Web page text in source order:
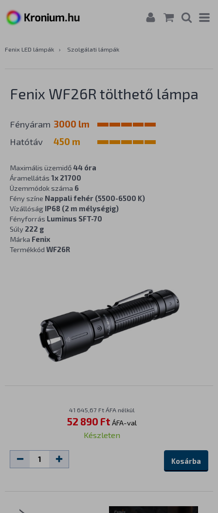
Fenix LED lámpák › Szolgálati lámpák
Fenix WF26R tölthető lámpa
Fényáram 3000 lm
Hatótáv
450 m
Maximális üzemidő44 óra
Áramellátás 1x 21700
Üzemmódok száma 6
Fény színe Nappali fehér (5500-6500 K)
Vízállóság IP68 (2 m mélységig)
Fényforrás Luminus SFT-70
Súly 222 g
Márka Fenix
Termékkód WF26R
41 645,67 Ft ÁFA nélkül
52 890 Ft ÁFA-val
Készleten
Kosárba